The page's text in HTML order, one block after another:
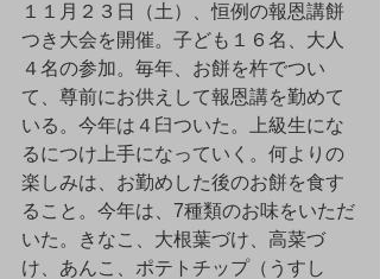
１１月２３日（土）、恒例の報恩講餅
つき大会を開催。子ども１６名、大人
４名の参加。毎年、お餅を杵でつい
て、尊前にお供えして報恩講を勤めて
いる。今年は４臼ついた。上級生にな
るにつけ上手になっていく。何よりの
楽しみは、お勤めした後のお餅を食す
ること。今年は、7種類のお味をいただ
いた。きなこ、大根葉づけ、高菜づ
け、あんこ、ポテトチップ（うすし